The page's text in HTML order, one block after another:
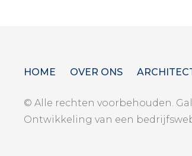
HOME OVER ONS
© Alle rechten voorbehouden.
Ontwikkeling van een